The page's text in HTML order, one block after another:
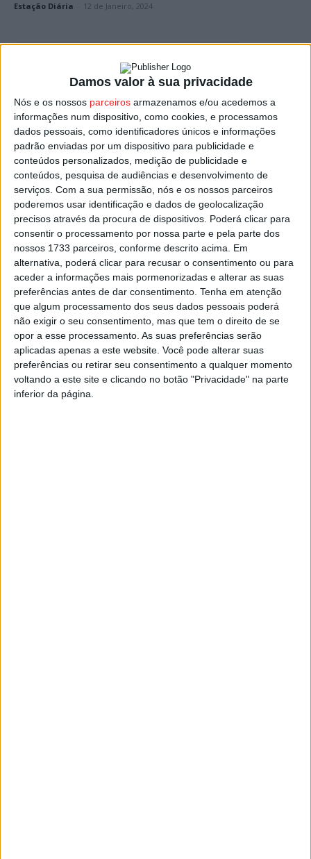
Damos valor à sua privacidade
Nós e os nossos parceiros armazenamos e/ou acedemos a
informações num dispositivo, como cookies, e processamos
dados pessoais, como identificadores únicos e informações
padrão enviadas por um dispositivo para publicidade e
conteúdos personalizados, medição de publicidade e
conteúdos, pesquisa de audiências e desenvolvimento de
serviços. Com a sua permissão, nós e os nossos parceiros
poderemos usar identificação e dados de geolocalização
precisos através da procura de dispositivos. Poderá clicar para
consentir o processamento por nossa parte e pela parte dos
nossos 1733 parceiros, conforme descrito acima. Em
alternativa, poderá clicar para recusar o consentimento ou para
aceder a informações mais pormenorizadas e alterar as suas
preferências antes de dar consentimento. Tenha em atenção
que algum processamento dos seus dados pessoais poderá
não exigir o seu consentimento, mas que tem o direito de se
opor a esse processamento. As suas preferências serão
aplicadas apenas a este website. Você pode alterar suas
preferências ou retirar seu consentimento a qualquer momento
voltando a este site e clicando no botão "Privacidade" na parte
inferior da página.
Estação Diária 12 de Janeiro, 2024
Sernancelhe: Gala assinala despedida do
Douro Cidade Europeia do Vinho
Estação Diária - 10 de Janeiro, 2024
Armamar: Concelho vai integrar a Grande
Rota dos Vinhos da Europa